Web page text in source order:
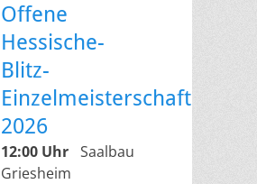
Offene
Hessische-
Blitz-
Einzelmeisterschaft
2026
12:00 Uhr Saalbau
Griesheim